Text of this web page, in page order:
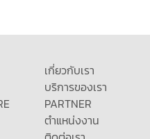
เกี่ยวกับเรา
บริการของเรา
PARTNER
ตำแหน่งงาน